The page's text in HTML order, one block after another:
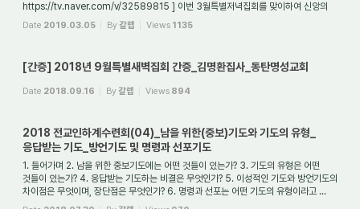
https://tv.naver.com/v/32589815 ] 이번 3월특별저녁집회를 맞이하여 신앙의
초신자들을 위해 간증집회를 열었습니...
Date 2019.03.05 By갈렙 Views 1135
[간증] 2018년 9월특별새벽집회 간증_김명환집사_동탄명성교회
Date 2018.09.16 By갈렙 Views 894
2018 전교인하계수련회(04)_남을 위한(중보)기도와 기도의 유형_
응답받는 기도_방언기도 및 명령과 선포기도
1. 들어가며 2. 남을 위한 중보기도에는 어떤 것들이 있는가? 3. 기도의 유형은 어떤
것들이 있는가? 4. 응답받는 기도하는 비결은 무엇인가? 5. 이성적인 기도와 방언기도의
차이점은 무엇이며, 장단점은 무엇인가? 6. 명령과 선포는 어떤 기도의 유형이라고 ...